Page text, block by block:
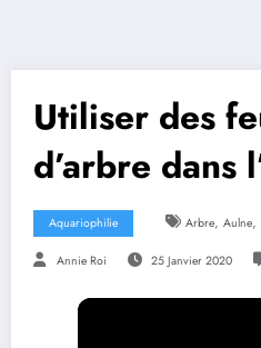
Utiliser des
d’arbre dans
Aquariophilie Arbre, Aulne,
Annie Roi 25 Janvier 2020